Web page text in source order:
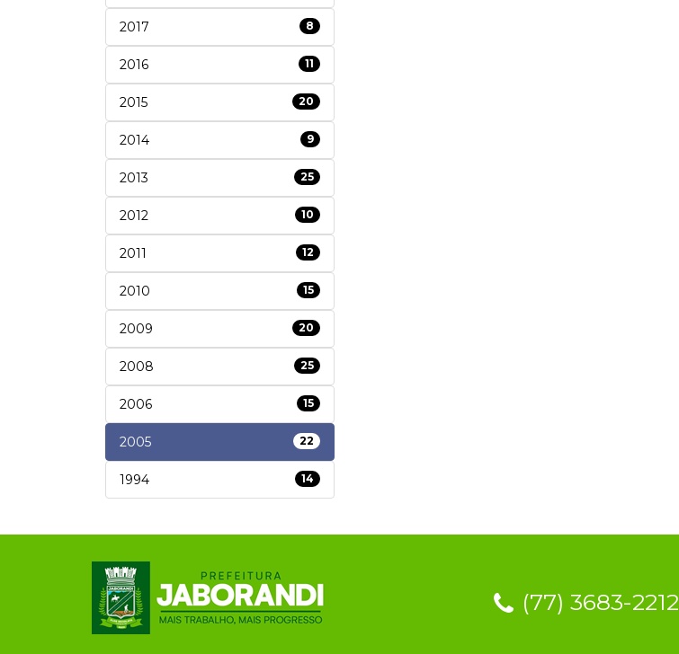
2017 8
2016 11
2015 20
2014 9
2013 25
2012 10
2011 12
2010 15
2009 20
2008 25
2006 15
2005 22
1994 14
(77) 3683-2212